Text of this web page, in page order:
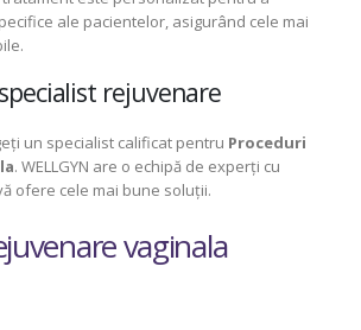
ale pacientelor, asigurând cele mai
rejuvenare
un specialist calificat pentru Proceduri
. WELLGYN are o echipă de experți cu
ofere cele mai bune soluții.
vaginala